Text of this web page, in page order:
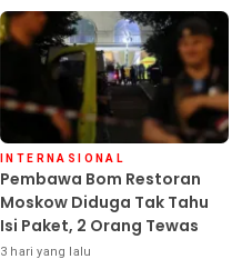
INTERNASIONAL
Pembawa Bom Restoran
Moskow Diduga Tak Tahu
Isi Paket, 2 Orang Tewas
3 hari yang lalu